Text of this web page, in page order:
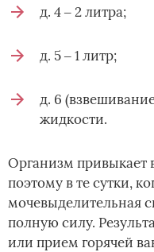
д. 4 ‒ 2 литра;
д. 5 ‒ 1 литр;
д. 6
жидкости.
Организм привыкает
поэтому в те сутки,
мочевыделительная
полную силу.
или прием горячей